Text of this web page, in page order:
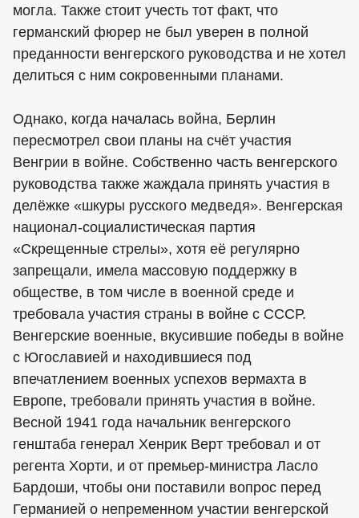
могла. Также стоит учесть тот факт, что
германский фюрер не был уверен в полной
преданности венгерского руководства и не хотел
делиться с ним сокровенными планами.
Однако, когда началась война, Берлин
пересмотрел свои планы на счёт участия
Венгрии в войне. Собственно часть венгерского
руководства также жаждала принять участия в
делёжке «шкуры русского медведя». Венгерская
национал-социалистическая партия
«Скрещенные стрелы», хотя её регулярно
запрещали, имела массовую поддержку в
обществе, в том числе в военной среде и
требовала участия страны в войне с СССР.
Венгерские военные, вкусившие победы в войне
с Югославией и находившиеся под
впечатлением военных успехов вермахта в
Европе, требовали принять участия в войне.
Весной 1941 года начальник венгерского
генштаба генерал Хенрик Верт требовал и от
регента Хорти, и от премьер-министра Ласло
Бардоши, чтобы они поставили вопрос перед
Германией о непременном участии венгерской